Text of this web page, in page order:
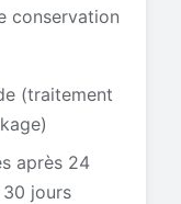
conservation
(traitement
après 24
30 jours